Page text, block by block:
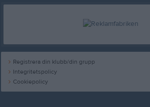
Registrera din klubb/din grupp
Integritetspolicy
Cookiepolicy